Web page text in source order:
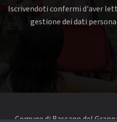
Iscrivendoti confermi d'aver
gestione dei dati
Comune di Bassano del